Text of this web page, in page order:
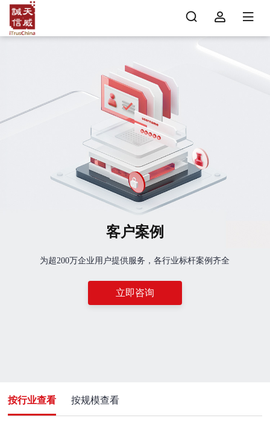
客户案例
为超200万企业用户提供服务，各行业标杆案例齐全
立即咨询
按行业查看 按规模查看